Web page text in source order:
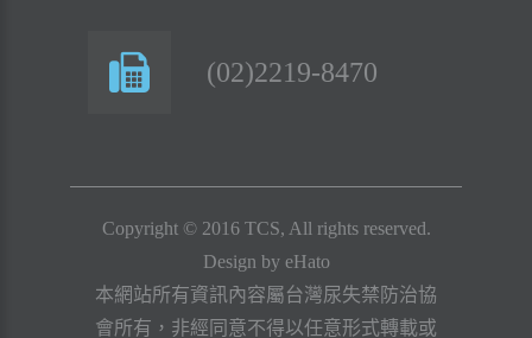
(02)2219-8470
Copyright © 2016 TCS, All rights reserved.
Design by eHato
本網站所有資訊內容屬台灣尿失禁防治協
會所有，非經同意不得以任意形式轉載或